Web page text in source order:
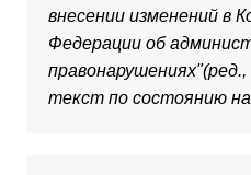
внесении изменений в
Федерации об
текст по состоянию